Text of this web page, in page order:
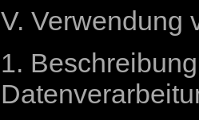
V. Verwendung
1.